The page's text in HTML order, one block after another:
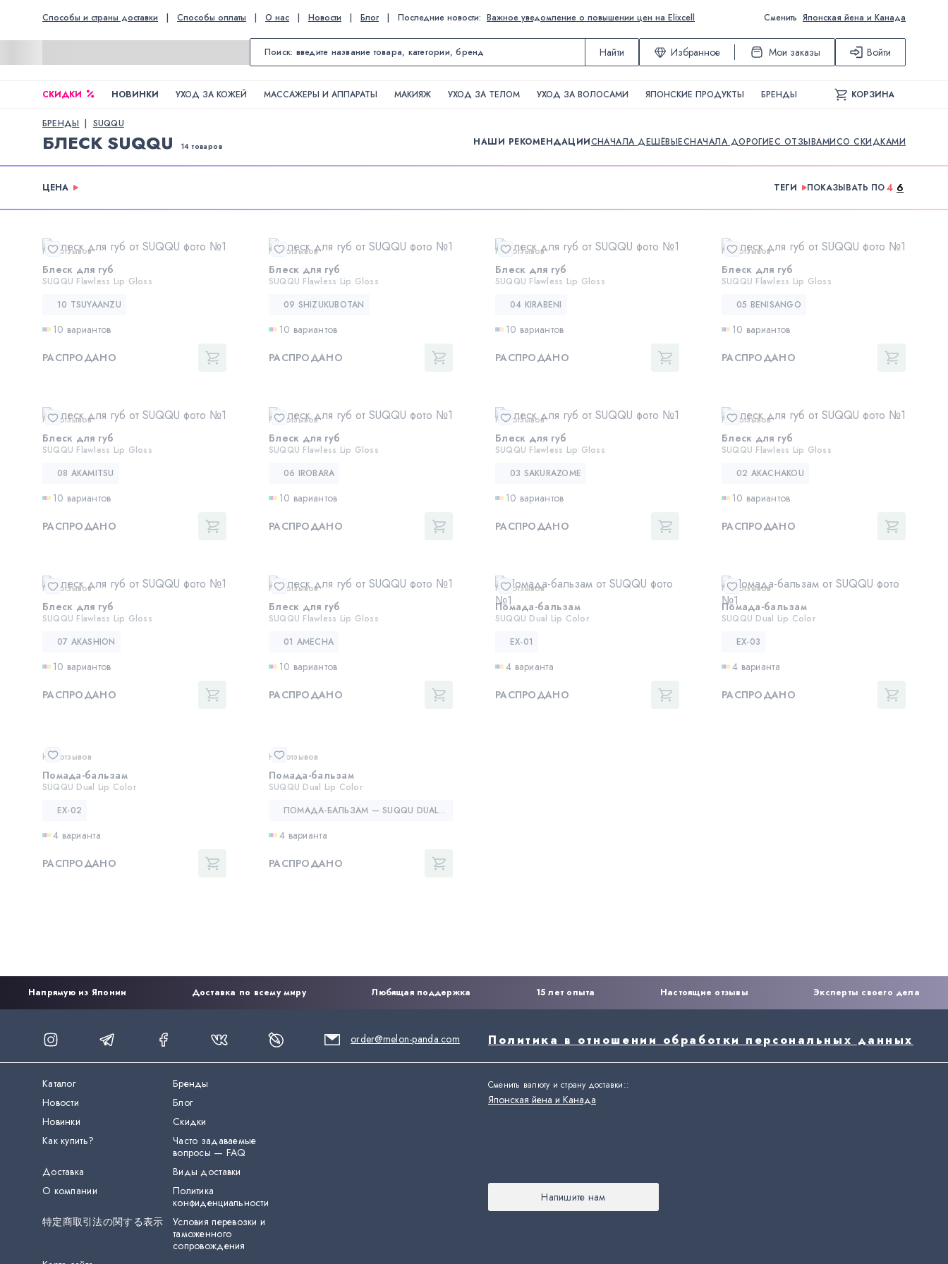
Способы и страны доставки | Способы оплаты | О нас | Новости | Блог | Последние новости: Важное уведомление о повышении цен на Elixcell Сменить Японская йена и Канада
Найти Избранное Мои заказы Войти
СКИДКИ НОВИНКИ УХОД ЗА КОЖЕЙ МАССАЖЕРЫ И АППАРАТЫ МАКИЯЖ УХОД ЗА ТЕЛОМ УХОД ЗА ВОЛОСАМИ ЯПОНСКИЕ ПРОДУКТЫ БРЕНДЫ КОРЗИНА
БРЕНДЫ SUQQU
БЛЕСК SUQQU 14 товаров НАШИ РЕКОМЕНДАЦИИСНАЧАЛА ДЕШЁВЫЕСНАЧАЛА ДОРОГИЕС ОТЗЫВАМИСО СКИДКАМИ
ЦЕНА ТЕГИ ПОКАЗЫВАТЬ ПО4 6
Нет отзывов
Блеск для губ
SUQQU Flawless Lip Gloss
10 TSUYAANZU
10 вариантов
РАСПРОДАНО
Нет отзывов
Блеск для губ
SUQQU Flawless Lip Gloss
09 SHIZUKUBOTAN
10 вариантов
РАСПРОДАНО
Нет отзывов
Блеск для губ
SUQQU Flawless Lip Gloss
04 KIRABENI
10 вариантов
РАСПРОДАНО
Нет отзывов
Блеск для губ
SUQQU Flawless Lip Gloss
05 BENISANGO
10 вариантов
РАСПРОДАНО
Нет отзывов
Блеск для губ
SUQQU Flawless Lip Gloss
08 AKAMITSU
10 вариантов
РАСПРОДАНО
Нет отзывов
Блеск для губ
SUQQU Flawless Lip Gloss
06 IROBARA
10 вариантов
РАСПРОДАНО
Нет отзывов
Блеск для губ
SUQQU Flawless Lip Gloss
03 SAKURAZOME
10 вариантов
РАСПРОДАНО
Нет отзывов
Блеск для губ
SUQQU Flawless Lip Gloss
02 AKACHAKOU
10 вариантов
РАСПРОДАНО
Нет отзывов
Блеск для губ
SUQQU Flawless Lip Gloss
07 AKASHION
10 вариантов
РАСПРОДАНО
Нет отзывов
Блеск для губ
SUQQU Flawless Lip Gloss
01 AMECHA
10 вариантов
РАСПРОДАНО
Нет отзывов
Помада-бальзам
SUQQU Dual Lip Color
EX-01
4 варианта
РАСПРОДАНО
Нет отзывов
Помада-бальзам
SUQQU Dual Lip Color
EX-03
4 варианта
РАСПРОДАНО
Нет отзывов
Помада-бальзам
SUQQU Dual Lip Color
EX-02
4 варианта
РАСПРОДАНО
Нет отзывов
Помада-бальзам
SUQQU Dual Lip Color
ПОМАДА-БАЛЬЗАМ — SUQQU DUAL LIP COLOR
4 варианта
РАСПРОДАНО
Напрямую из Японии Доставка по всему миру Любящая поддержка 15 лет опыта Настоящие отзывы Эксперты своего дела
order@melon-panda.com Политика в отношении обработки персональных данных
Каталог
Бренды
Новости
Блог
Новинки
Скидки
Как купить?
Часто задаваемые
вопросы — FAQ
Доставка
Виды доставки
О компании
Политика
конфиденциальности
特定商取引法の関する表示
Условия перевозки и
таможенного
сопровождения
Сменить валюту и страну доставки::
Японская йена и Канада
Напишите нам